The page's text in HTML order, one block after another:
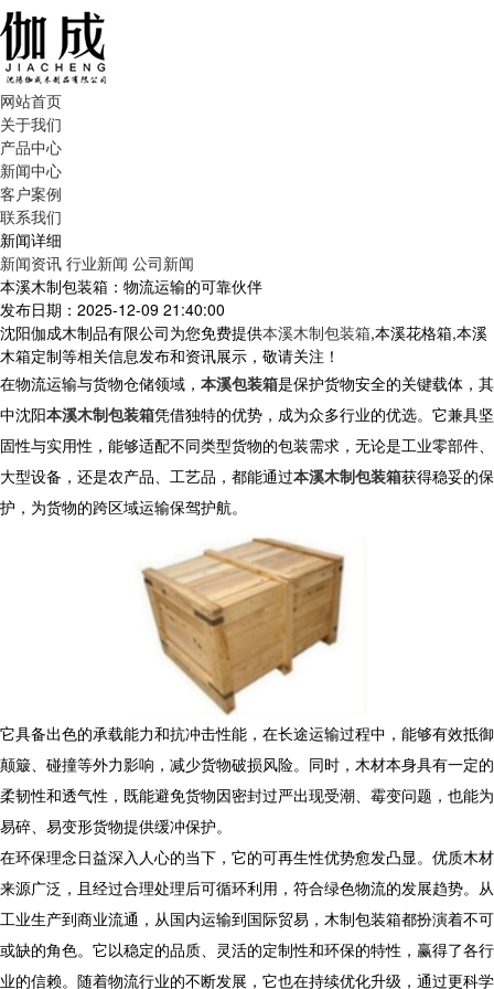
网站首页
关于我们
产品中心
新闻中心
客户案例
联系我们
新闻详细
新闻资讯 行业新闻 公司新闻
本溪木制包装箱：物流运输的可靠伙伴
发布日期：2025-12-09 21:40:00
沈阳伽成木制品有限公司为您免费提供本溪木制包装箱,本溪花格箱,本溪
木箱定制等相关信息发布和资讯展示，敬请关注！
在物流运输与货物仓储领域， 本溪包装箱是保护货物安全的关键载体，其
中沈阳本溪木制包装箱凭借独特的优势，成为众多行业的优选。它兼具坚
固性与实用性，能够适配不同类型货物的包装需求，无论是工业零部件、
大型设备，还是农产品、工艺品，都能通过本溪木制包装箱获得稳妥的保
护，为货物的跨区域运输保驾护航。
它具备出色的承载能力和抗冲击性能，在长途运输过程中，能够有效抵御
颠簸、碰撞等外力影响，减少货物破损风险。同时，木材本身具有一定的
柔韧性和透气性，既能避免货物因密封过严出现受潮、霉变问题，也能为
易碎、易变形货物提供缓冲保护。
在环保理念日益深入人心的当下，它的可再生性优势愈发凸显。优质木材
来源广泛，且经过合理处理后可循环利用，符合绿色物流的发展趋势。从
工业生产到商业流通，从国内运输到国际贸易，木制包装箱都扮演着不可
或缺的角色。它以稳定的品质、灵活的定制性和环保的特性，赢得了各行
业的信赖。随着物流行业的不断发展，它也在持续优化升级，通过更科学